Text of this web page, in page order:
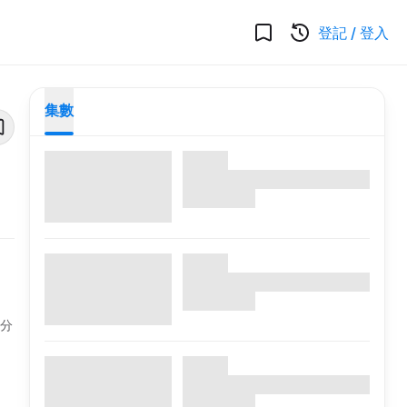
登記 / 登入
集數